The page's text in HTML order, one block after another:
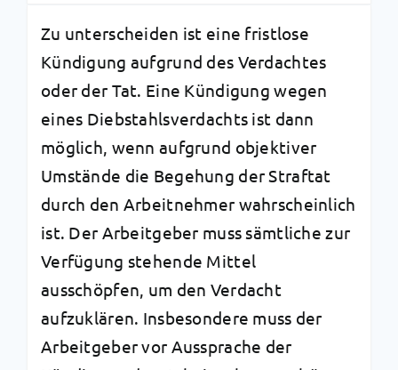
Zu unterscheiden ist eine fristlose
Kündigung aufgrund des Verdachtes
oder der Tat. Eine Kündigung wegen
eines Diebstahlsverdachts ist dann
möglich, wenn aufgrund objektiver
Umstände die Begehung der Straftat
durch den Arbeitnehmer wahrscheinlich
ist. Der Arbeitgeber muss sämtliche zur
Verfügung stehende Mittel
ausschöpfen, um den Verdacht
aufzuklären. Insbesondere muss der
Arbeitgeber vor Aussprache der